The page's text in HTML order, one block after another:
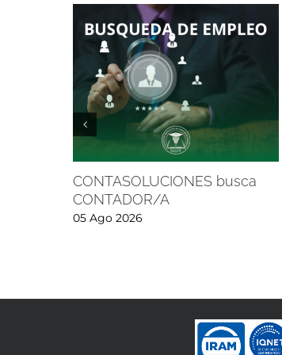
CONTASOLUCIONES busca
CONTADOR/A
05 Ago 2026